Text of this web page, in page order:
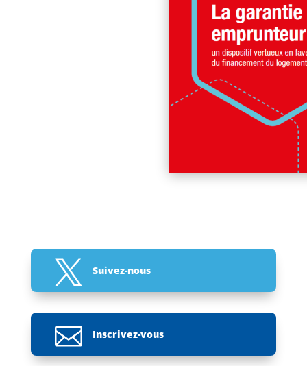
 Suivez-nous
 Inscrivez-vous